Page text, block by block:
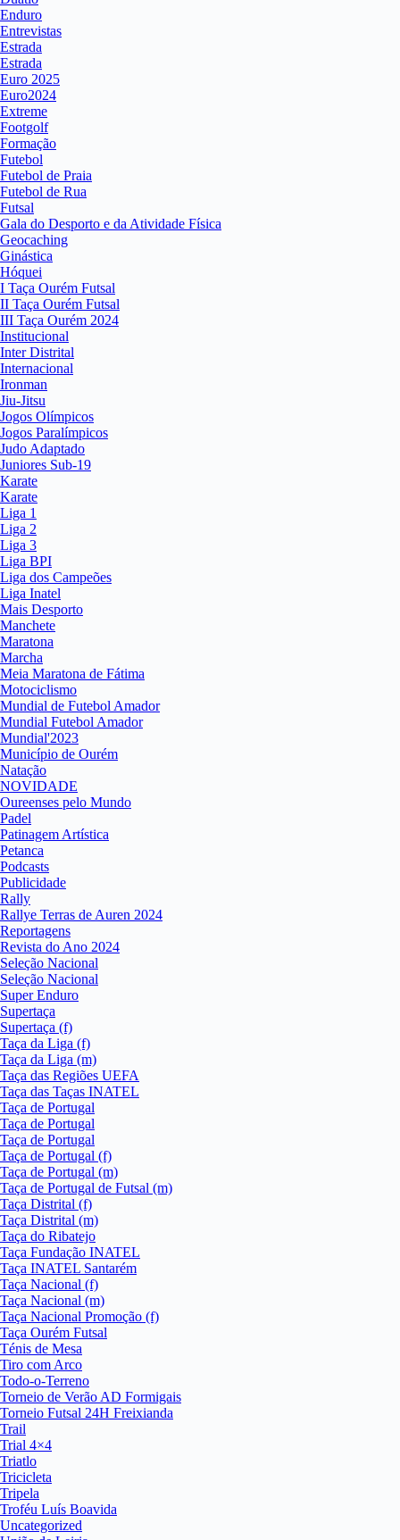
Enduro
Entrevistas
Estrada
Estrada
Euro 2025
Euro2024
Extreme
Footgolf
Formação
Futebol
Futebol de Praia
Futebol de Rua
Futsal
Gala do Desporto e da Atividade Física
Geocaching
Ginástica
Hóquei
I Taça Ourém Futsal
II Taça Ourém Futsal
III Taça Ourém 2024
Institucional
Inter Distrital
Internacional
Ironman
Jiu-Jitsu
Jogos Olímpicos
Jogos Paralímpicos
Judo Adaptado
Juniores Sub-19
Karate
Karate
Liga 1
Liga 2
Liga 3
Liga BPI
Liga dos Campeões
Liga Inatel
Mais Desporto
Manchete
Maratona
Marcha
Meia Maratona de Fátima
Motociclismo
Mundial de Futebol Amador
Mundial Futebol Amador
Mundial'2023
Município de Ourém
Natação
NOVIDADE
Oureenses pelo Mundo
Padel
Patinagem Artística
Petanca
Podcasts
Publicidade
Rally
Rallye Terras de Auren 2024
Reportagens
Revista do Ano 2024
Seleção Nacional
Seleção Nacional
Super Enduro
Supertaça
Supertaça (f)
Taça da Liga (f)
Taça da Liga (m)
Taça das Regiões UEFA
Taça das Taças INATEL
Taça de Portugal
Taça de Portugal
Taça de Portugal
Taça de Portugal (f)
Taça de Portugal (m)
Taça de Portugal de Futsal (m)
Taça Distrital (f)
Taça Distrital (m)
Taça do Ribatejo
Taça Fundação INATEL
Taça INATEL Santarém
Taça Nacional (f)
Taça Nacional (m)
Taça Nacional Promoção (f)
Taça Ourém Futsal
Ténis de Mesa
Tiro com Arco
Todo-o-Terreno
Torneio de Verão AD Formigais
Torneio Futsal 24H Freixianda
Trail
Trial 4×4
Triatlo
Tricicleta
Tripela
Troféu Luís Boavida
Uncategorized